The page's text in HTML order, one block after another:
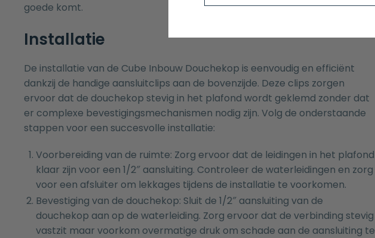
goede komt.
Installatie
De installatie van de Cube Inbouw Douchekop is eenvoudig en efficiënt
dankzij de handige aansluitclips aan de bovenzijde. Deze clips zorgen
ervoor dat de douchekop stevig in het plafond wordt geklemd zonder dat
er complexe bevestigingsmechanismen nodig zijn. Volg de onderstaande
stappen voor een succesvolle installatie:
Voorbereiding van de ruimte: Zorg ervoor dat de leidingen in het plafond
klaar zijn voor een 1/2″ aansluiting. Controleer de waterleidingen en zorg
voor een afsluiter om lekkages tijdens de installatie te voorkomen.
Bevestiging van de douchekop: Sluit de 1/2″ aansluiting van de
douchekop aan op de waterleiding. Zorg ervoor dat de verbinding stevig
vastzit maar voorkom overmatige druk om schade aan de aansluiting te